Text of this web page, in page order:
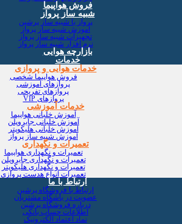
فروش هواپیما
شبیه ساز پرواز
پرواز با شبیه ساز پرشین
آموزش شبیه ساز پرواز
تجهیزات شبیه ساز پرواز
نرم افزار شبیه ساز پرواز
بازارچه هوایی
خدمات
خدمات هوایی و پروازی
فروش هواپیما شخصی
پروازهای آموزشی
پروازهای تفریحی
پروازهای VIP
خدمات آموزشی
آموزش خلبانی هواپیما
آموزش خلبانی جایروپلن
آموزش خلبانی هلیکوپتر
آموزش شبیه ساز پرواز
تعمیرات و نگهداری
تعمیرات و نگهداری هواپیما
تعمیرات و نگهداری جایروپلن
تعمیرات و نگهداری هلیکوپتر
تعمیرات انواع هدست پروازی
ارتباط با ما
ارتباط با فروشگاه پرشین
عضویت در باشگاه مشتریان
درباره فروشگاه پرشین
اطلاعات حساب بانکی
نماد اعتماد الکترونیک